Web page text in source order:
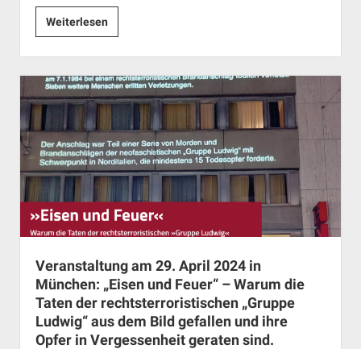
WeiterlesenNeue
Broschüre:
Die
„Lebensschutz“-
Bewegung
Antifeministische
Agitation
gegen
körperliche
Selbstbestimmung
Veranstaltung am 29. April 2024 in
München: „Eisen und Feuer“ – Warum die
Taten der rechtsterroristischen „Gruppe
Ludwig“ aus dem Bild gefallen und ihre
Opfer in Vergessenheit geraten sind.